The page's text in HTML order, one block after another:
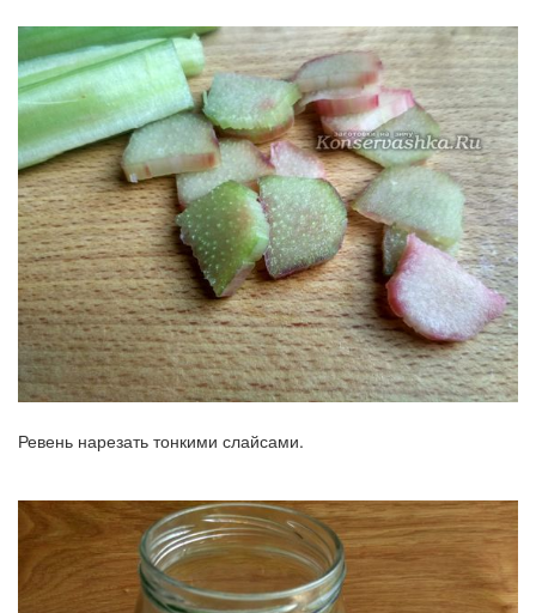
Ревень нарезать тонкими слайсами.